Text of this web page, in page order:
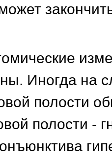
Иногда на
полости
полости -